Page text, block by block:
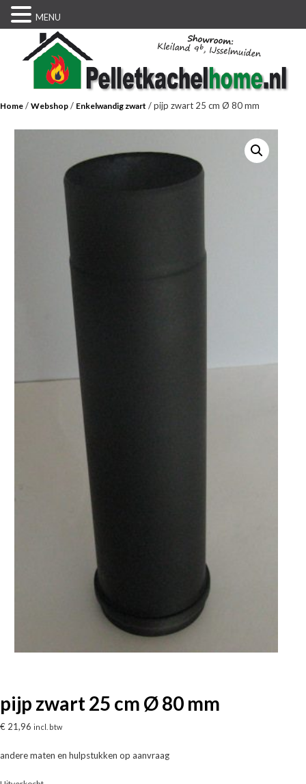
Home / Webshop / Enkelwandig zwart / pijp zwart 25 cm Ø 80 mm
pijp zwart 25 cm Ø 80 mm
€ 21,96 incl. btw
andere maten en hulpstukken op aanvraag
MENU